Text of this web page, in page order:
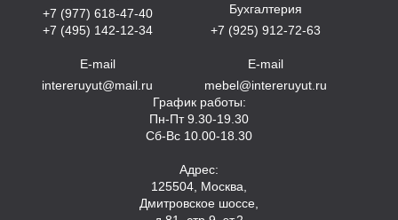
+7 (977) 618-47-40
+7 (495) 142-12-34
E-mail
intereruyut@mail.ru
Бухгалтерия
+7 (925) 912-72-63
E-mail
mebel@intereruyut.ru
График работы:
Пн-Пт 9.30-19.30
Сб-Вс 10.00-18.30
Адрес:
125504, Москва,
Дмитровское шоссе,